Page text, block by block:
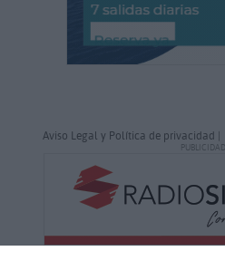
Aviso Legal y Política de privacidad |
PUBLICIDAD